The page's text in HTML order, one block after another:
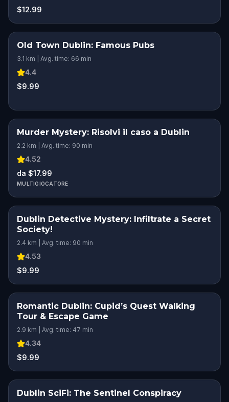
$12.99
Old Town Dublin: Famous Pubs
3.1 km | Avg. time: 66 min
4.4
$9.99
Murder Mystery: Risolvi il caso a Dublin
2.2 km | Avg. time: 90 min
4.52
da $17.99
MULTIGIOCATORE
Dublin Detective Mystery: Infiltrate a Secret
Society!
2.4 km | Avg. time: 90 min
4.53
$9.99
ROMANTIC ADVENTURE
Romantic Dublin: Cupid’s Quest Walking
Tour & Escape Game
2.9 km | Avg. time: 47 min
4.34
$9.99
Dublin SciFi: The Sentinel Conspiracy